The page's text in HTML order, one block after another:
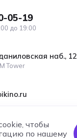
05-19
до 19:00
наб., 12
Tower
чтобы
по нашему